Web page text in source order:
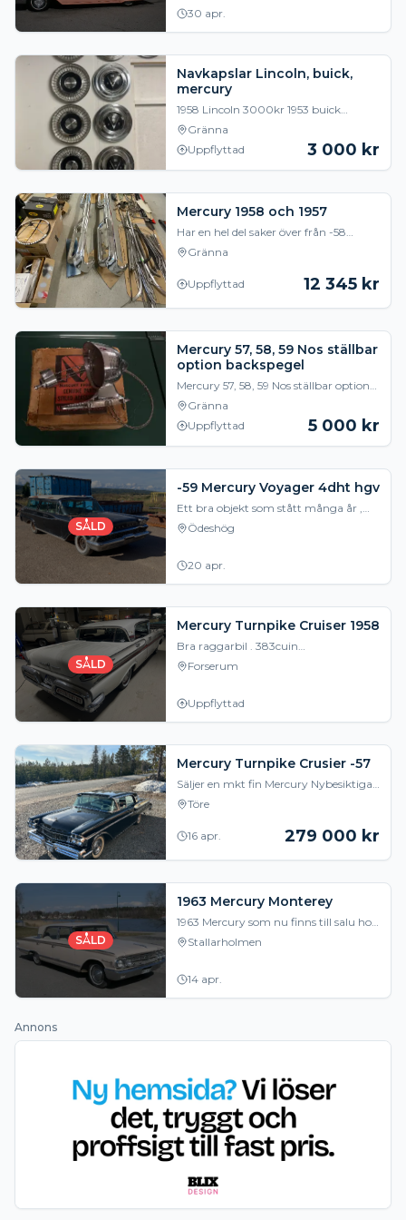
30 apr.
Navkapslar Lincoln, buick,
mercury
1958 Lincoln 3000kr 1953 buick
3000kr 1958 mercury 3000kr 1st 1957
turnpike cruiser kapsel 1000kr 1964
Galaxie 2500:-
Gränna
Uppflyttad
3 000 kr
Mercury 1958 och 1957
Har en hel del saker över från -58
mercury.. även lite 57 grejer.. för
mycket för att skriva upp allt.. men en
hel del
Gränna
Uppflyttad 12 345 kr
Mercury 57, 58, 59 Nos ställbar
option backspegel
Mercury 57, 58, 59 Nos ställbar option
backspegel.
Gränna
Uppflyttad
5 000 kr
SÅLD
-59 Mercury Voyager 4dht hgv
Ett bra objekt som stått många år ,
tyvärr har motorn satt sig men går
säkert få runt igen, inte mycket rost en
Ödeshög
20 apr.
SÅLD
Mercury Turnpike Cruiser 1958
Bra raggarbil . 383cuin
Tryckknappsautomat Mercury-o-
Matic trestegs. Elbakruta . Går fint och
Forserum
Uppflyttad
Mercury Turnpike Crusier -57
Säljer en mkt fin Mercury Nybesiktigad
idag ua med guldstjärna
Servostyrning o servobromsar Elhissar
även bakrutan Gar
Töre
16 apr. 279 000 kr
SÅLD
1963 Mercury Monterey
1963 Mercury som nu finns till salu hos
oss. V8 390Cui / Automat. Besiktad
och körklar redo för leverans!
Stallarholmen
14 apr.
Annons